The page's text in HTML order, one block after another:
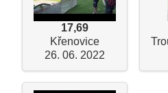
17,69
Křenovice
26. 06. 2022